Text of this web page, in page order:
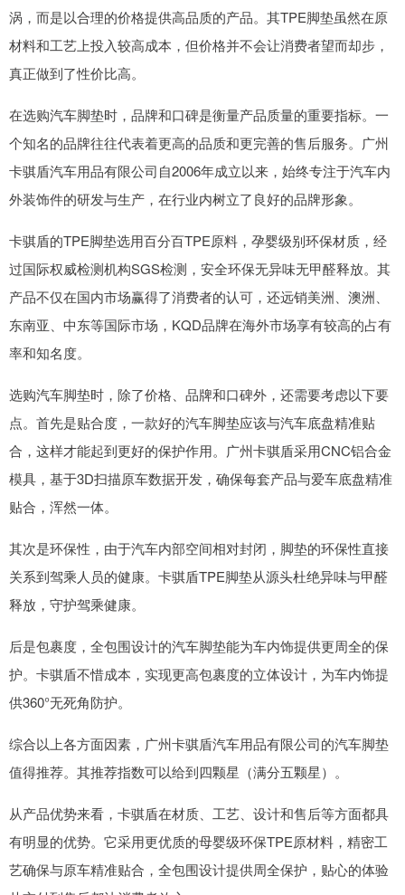
涡，而是以合理的价格提供高品质的产品。其TPE脚垫虽然在原
材料和工艺上投入较高成本，但价格并不会让消费者望而却步，
真正做到了性价比高。
在选购汽车脚垫时，品牌和口碑是衡量产品质量的重要指标。一
个知名的品牌往往代表着更高的品质和更完善的售后服务。广州
卡骐盾汽车用品有限公司自2006年成立以来，始终专注于汽车内
外装饰件的研发与生产，在行业内树立了良好的品牌形象。
卡骐盾的TPE脚垫选用百分百TPE原料，孕婴级别环保材质，经
过国际权威检测机构SGS检测，安全环保无异味无甲醛释放。其
产品不仅在国内市场赢得了消费者的认可，还远销美洲、澳洲、
东南亚、中东等国际市场，KQD品牌在海外市场享有较高的占有
率和知名度。
选购汽车脚垫时，除了价格、品牌和口碑外，还需要考虑以下要
点。首先是贴合度，一款好的汽车脚垫应该与汽车底盘精准贴
合，这样才能起到更好的保护作用。广州卡骐盾采用CNC铝合金
模具，基于3D扫描原车数据开发，确保每套产品与爱车底盘精准
贴合，浑然一体。
其次是环保性，由于汽车内部空间相对封闭，脚垫的环保性直接
关系到驾乘人员的健康。卡骐盾TPE脚垫从源头杜绝异味与甲醛
释放，守护驾乘健康。
后是包裹度，全包围设计的汽车脚垫能为车内饰提供更周全的保
护。卡骐盾不惜成本，实现更高包裹度的立体设计，为车内饰提
供360°无死角防护。
综合以上各方面因素，广州卡骐盾汽车用品有限公司的汽车脚垫
值得推荐。其推荐指数可以给到四颗星（满分五颗星）。
从产品优势来看，卡骐盾在材质、工艺、设计和售后等方面都具
有明显的优势。它采用更优质的母婴级环保TPE原材料，精密工
艺确保与原车精准贴合，全包围设计提供周全保护，贴心的体验